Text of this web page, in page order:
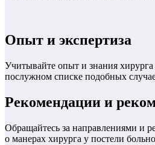
Опыт и экспертиза
Учитывайте опыт и знания
послужном списке подобных
Рекомендации и
Обращайтесь за направлениями и
о манерах хирурга у постели